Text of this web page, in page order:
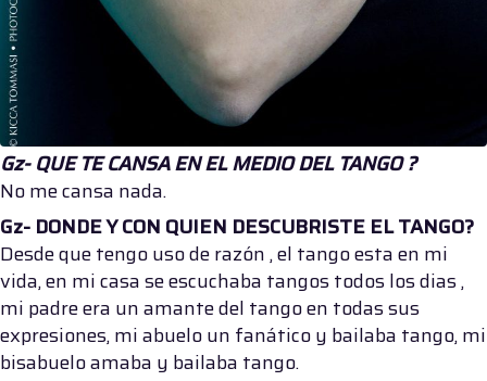
Gz- QUE TE CANSA EN EL MEDIO DEL TANGO ?
No me cansa nada.
Gz- DONDE Y CON QUIEN DESCUBRISTE EL TANGO?
Desde que tengo uso de razón , el tango esta en mi
vida, en mi casa se escuchaba tangos todos los dias ,
mi padre era un amante del tango en todas sus
expresiones, mi abuelo un fanático y bailaba tango, mi
bisabuelo amaba y bailaba tango.